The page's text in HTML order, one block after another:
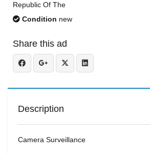
Republic Of The
Condition new
Share this ad
Description
Camera Surveillance